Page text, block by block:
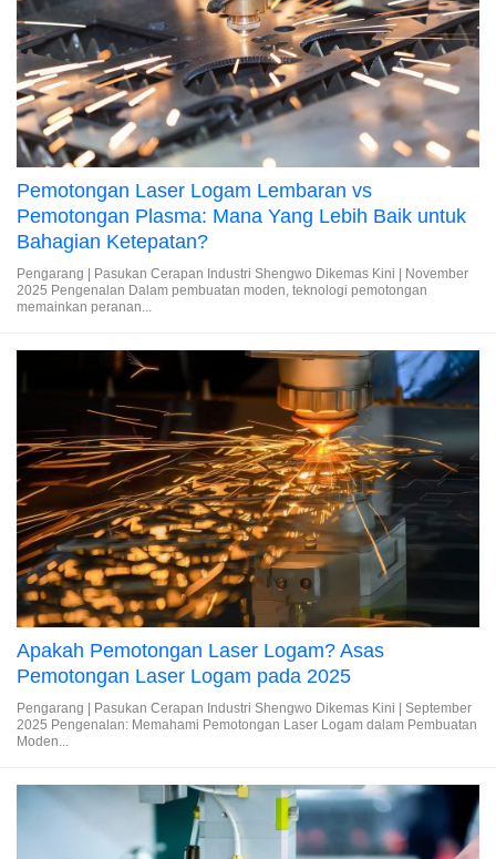
Pemotongan Laser Logam Lembaran vs
Pemotongan Plasma: Mana Yang Lebih Baik untuk
Bahagian Ketepatan?
Pengarang | Pasukan Cerapan Industri Shengwo Dikemas Kini | November
2025 Pengenalan Dalam pembuatan moden, teknologi pemotongan
memainkan peranan...
Apakah Pemotongan Laser Logam? Asas
Pemotongan Laser Logam pada 2025
Pengarang | Pasukan Cerapan Industri Shengwo Dikemas Kini | September
2025 Pengenalan: Memahami Pemotongan Laser Logam dalam Pembuatan
Moden...